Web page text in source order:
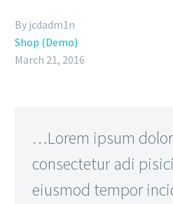
By jcdadm1n
Shop (Demo)
March 21, 2016
…Lorem ipsum
consectetur adi
eiusmod tempor